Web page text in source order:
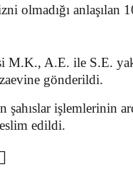
olmadığı anlaşılan
M.K., A.E. ile S.E.
gönderildi.
şahıslar işlemlerinin
edildi.